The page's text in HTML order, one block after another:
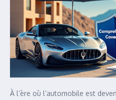
À l’ère où l’automobile est